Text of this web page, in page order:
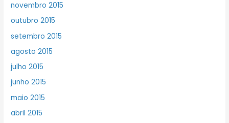
novembro 2015
outubro 2015
setembro 2015
agosto 2015
julho 2015
junho 2015
maio 2015
abril 2015